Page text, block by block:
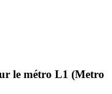
le métro L1 (Metro